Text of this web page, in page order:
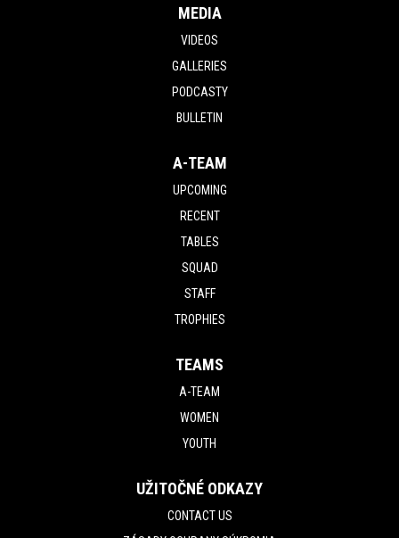
MEDIA
VIDEOS
GALLERIES
PODCASTY
BULLETIN
A-TEAM
UPCOMING
RECENT
TABLES
SQUAD
STAFF
TROPHIES
TEAMS
A-TEAM
WOMEN
YOUTH
UŽITOČNÉ ODKAZY
CONTACT US